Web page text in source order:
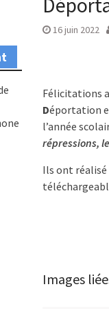
16 juin 2022
Félicitations
Déportation
l’année
répressions,
Ils ont
Images